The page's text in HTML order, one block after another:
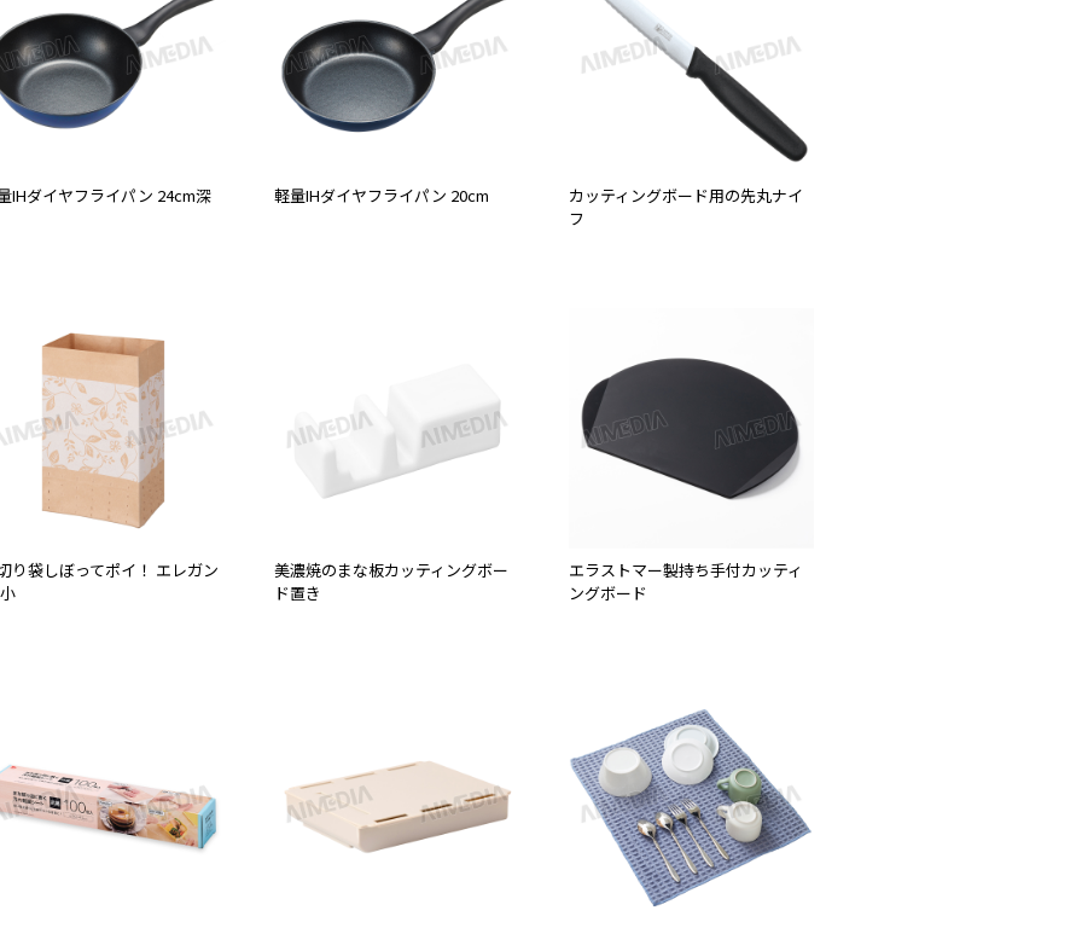
IHダイヤフライパン 24cm深 軽量IHダイヤフライパン 20cm
カッティングボード用の先丸ナイ
フ
り袋しぼってポイ！ エレガン
美濃焼のまな板カッティングボー
ド置き
エラストマー製持ち手付カッティ
ングボード